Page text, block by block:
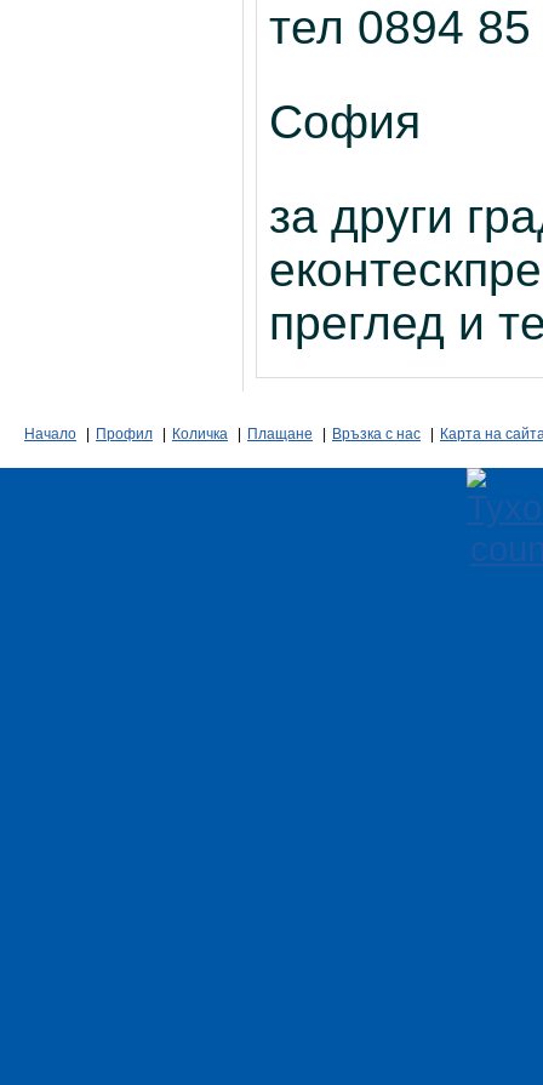
тел 0894
София
за други
преглед и
Начало Профил Количка Плащане Връзка с нас Карта на